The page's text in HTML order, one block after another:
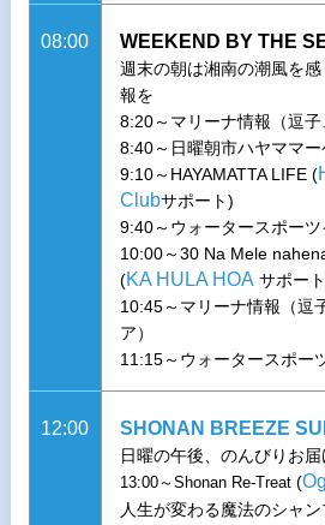
08:00 WEEKEND BY THE
週末の朝は湘南の潮風を
報を
8:20～マリーナ情報（逗子
8:40～日曜朝市ハヤママ
9:10～HAYAMATTA LIFE (
Clubサポート)
9:40～ウォータースポー
10:00～30 Na Mele
(KA HULA HOA サポー
10:45～マリーナ情報（逗
ア）
11:15～ウォータースポー
12:00 SHONAN BREEZE
日曜の午後、のんびりお
13:00～Shonan Re-Treat(
人生が変わる魔法のシャ